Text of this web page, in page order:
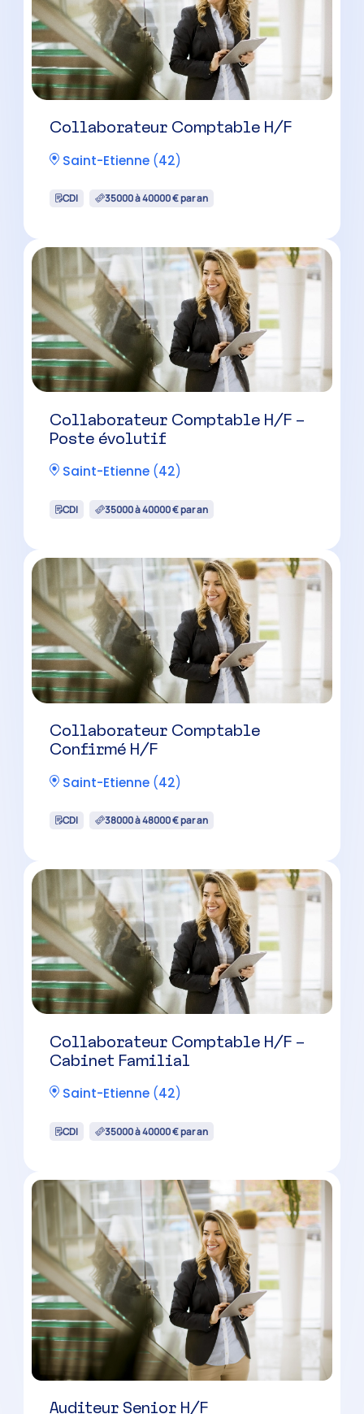
Collaborateur Comptable H/F
Saint-Etienne (42)
CDI 35000 à 40000 € par an
Collaborateur Comptable H/F –
Poste évolutif
Saint-Etienne (42)
CDI 35000 à 40000 € par an
Collaborateur Comptable
Confirmé H/F
Saint-Etienne (42)
CDI 38000 à 48000 € par an
Collaborateur Comptable H/F –
Cabinet Familial
Saint-Etienne (42)
CDI 35000 à 40000 € par an
Auditeur Senior H/F